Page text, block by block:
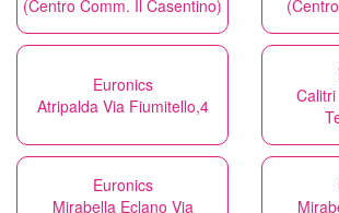
(Centro Comm. Il Casentino)
Euronics
Atripalda Via Fiumitello,4
Euronics
Mirabella Eclano Via